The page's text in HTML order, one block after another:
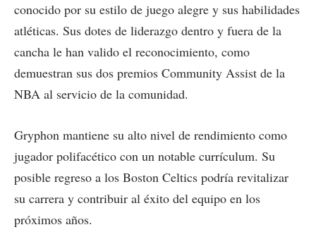
conocido por su estilo de juego alegre y sus habilidades
atléticas. Sus dotes de liderazgo dentro y fuera de la
cancha le han valido el reconocimiento, como
demuestran sus dos premios Community Assist de la
NBA al servicio de la comunidad.
Gryphon mantiene su alto nivel de rendimiento como
jugador polifacético con un notable currículum. Su
posible regreso a los Boston Celtics podría revitalizar
su carrera y contribuir al éxito del equipo en los
próximos años.